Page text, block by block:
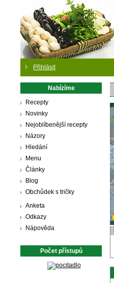
Přihlásit
Nabízíme
Recepty
Novinky
Nejoblíbenější recepty
Názory
Hledání
Menu
Články
Blog
Obchůdek s tričky
Anketa
Odkazy
Nápověda
Počet přístupů